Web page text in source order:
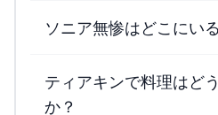
ソニア無惨はどこにい
ティアキンで料理はど
か？